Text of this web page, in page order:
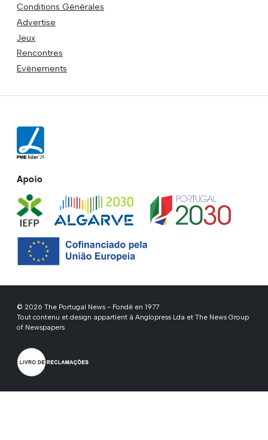
Conditions Générales
Advertise
Jeux
Rencontres
Evénements
Apoio
© 2026 The Portugal News - Fondé en 1977
Tout contenu et design appartient à Anglopress Lda et The News Group
of Newspapers